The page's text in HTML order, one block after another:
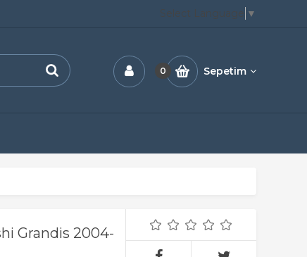
Select Language ▼
0 Sepetim
Grandis 2004-